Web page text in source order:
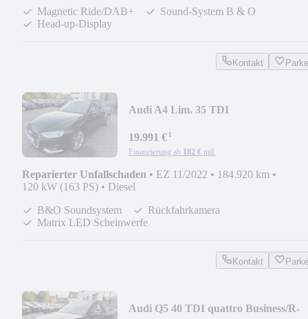
Magnetic Ride/DAB+
Sound-System B & O
Head-up-Display
Kontakt
Audi A4 Lim. 35 TDI
19.991 €¹
Finanzierung ab 182 € mtl.
Reparierter Unfallschaden • EZ 11/2022 • 184.920 km •
120 kW (163 PS) • Diesel
B&O Soundsystem
Rückfahrkamera
Matrix LED Scheinwerfe
Kontakt
Audi Q5 40 TDI quattro Business/R-